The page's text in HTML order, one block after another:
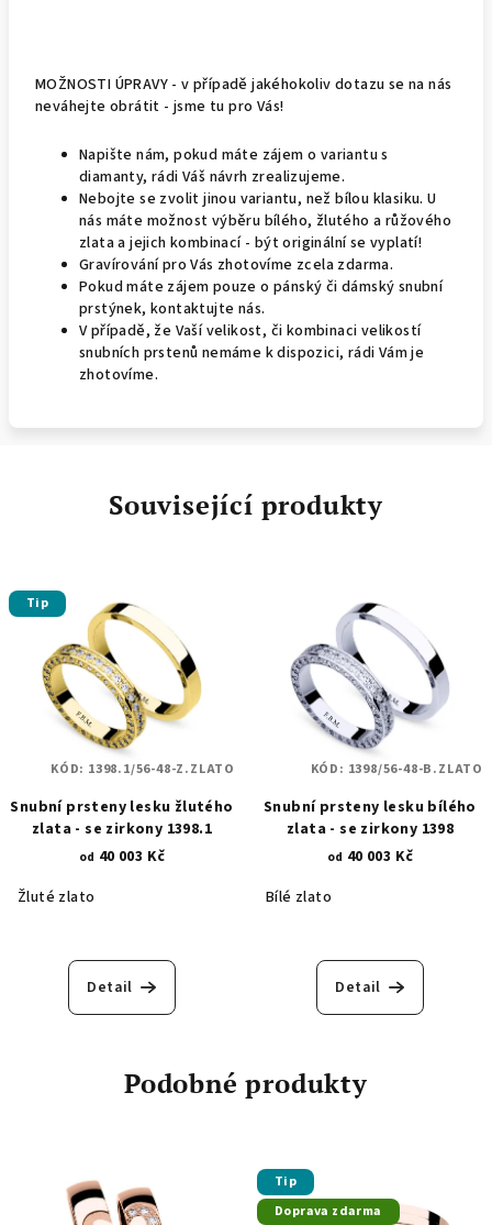
MOŽNOSTI ÚPRAVY - v případě jakéhokoliv dotazu se na nás
neváhejte obrátit - jsme tu pro Vás!
Napište nám, pokud máte zájem o variantu s
diamanty, rádi Váš návrh zrealizujeme.
Nebojte se zvolit jinou variantu, než bílou klasiku. U
nás máte možnost výběru bílého, žlutého a růžového
zlata a jejich kombinací - být originální se vyplatí!
Gravírování pro Vás zhotovíme zcela zdarma.
Pokud máte zájem pouze o pánský či dámský snubní
prstýnek, kontaktujte nás.
V případě, že Vaší velikost, či kombinaci velikostí
snubních prstenů nemáme k dispozici, rádi Vám je
zhotovíme.
Související produkty
Tip
Snubní prsteny lesku žlutého
zlata - se zirkony 1398.1
od 40 003 Kč
Žluté zlato
Detail
KÓD: 1398.1/56-48-Z.ZLATO
Snubní prsteny lesku bílého
zlata - se zirkony 1398
od 40 003 Kč
Bílé zlato
Detail
KÓD: 1398/56-48-B.ZLATO
Podobné produkty
Tip
Doprava zdarma